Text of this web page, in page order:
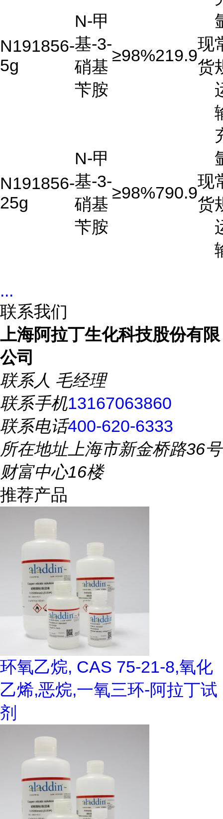
N191856-
5g
N-甲
基-3-
硝基
苄胺
≥98%219.9
现
货
N191856-
25g
N-甲
基-3-
硝基
苄胺
≥98%790.9
现
货
...
联系我们
上海阿拉丁生化科技股份有限
公司
联系人 毛经理
联系手机13167063860
联系电话400-620-6333
所在地址上海市新金桥路36号
财富中心16楼
推荐产品
环氧乙烷, CAS 75-21-8,氧化
乙烯,恶烷,一氧三环-阿拉丁试
剂